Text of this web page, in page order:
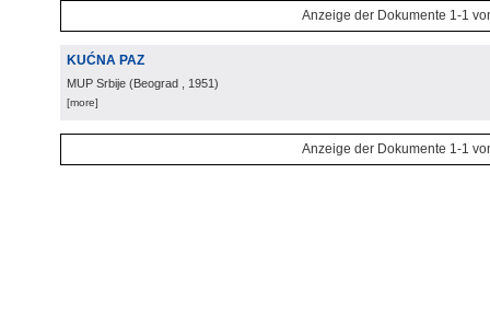
Anzeige der Dokumente 1-1
KUĆNA PAZ
MUP Srbije (Beograd , 1951)
[more]
Anzeige der Dokumente 1-1